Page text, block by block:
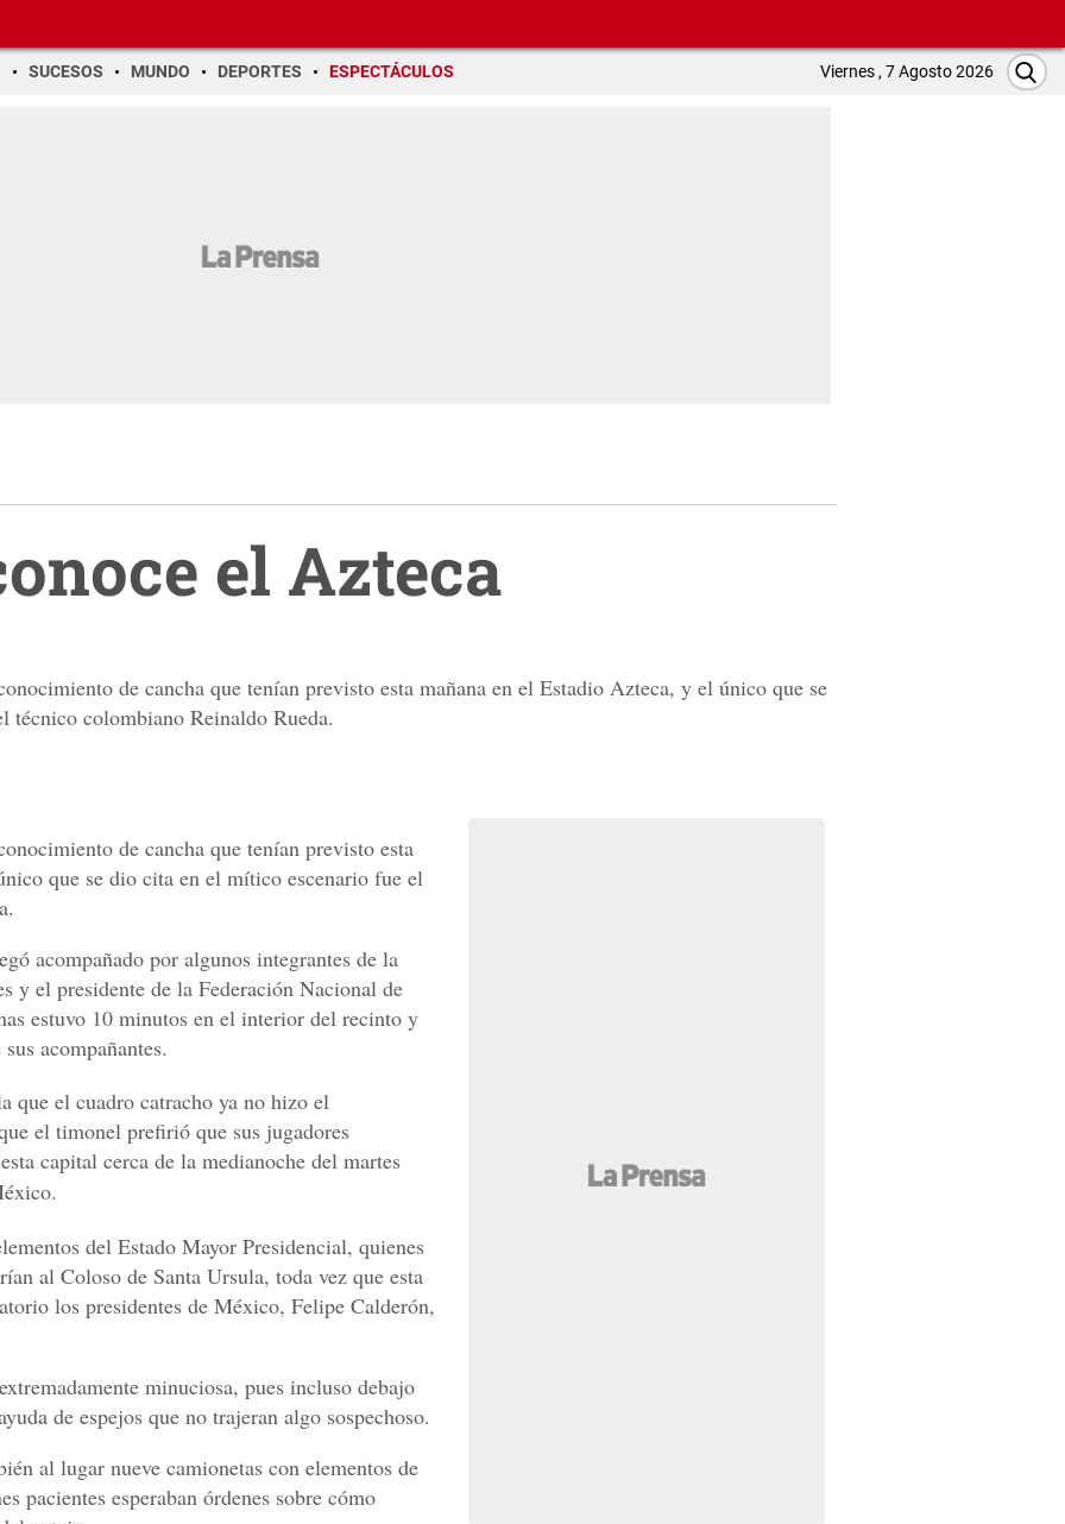
SUCESOS MUNDO DEPORTES ESPECTÁCULOS Viernes , 7 Agosto 2026
el Azteca
de cancha que tenían previsto esta mañana en el Estadio Azteca, y el único que se
colombiano Reinaldo Rueda.
de cancha que tenían previsto esta
que se dio cita en el mítico escenario fue el
acompañado por algunos integrantes de la
y el presidente de la Federación Nacional de
estuvo 10 minutos en el interior del recinto y
acompañantes.
que el cuadro catracho ya no hizo el
el timonel prefirió que sus jugadores
capital cerca de la medianoche del martes
del Estado Mayor Presidencial, quienes
al Coloso de Santa Ursula, toda vez que esta
los presidentes de México, Felipe Calderón,
minuciosa, pues incluso debajo
de espejos que no trajeran algo sospechoso.
al lugar nueve camionetas con elementos de
pacientes esperaban órdenes sobre cómo